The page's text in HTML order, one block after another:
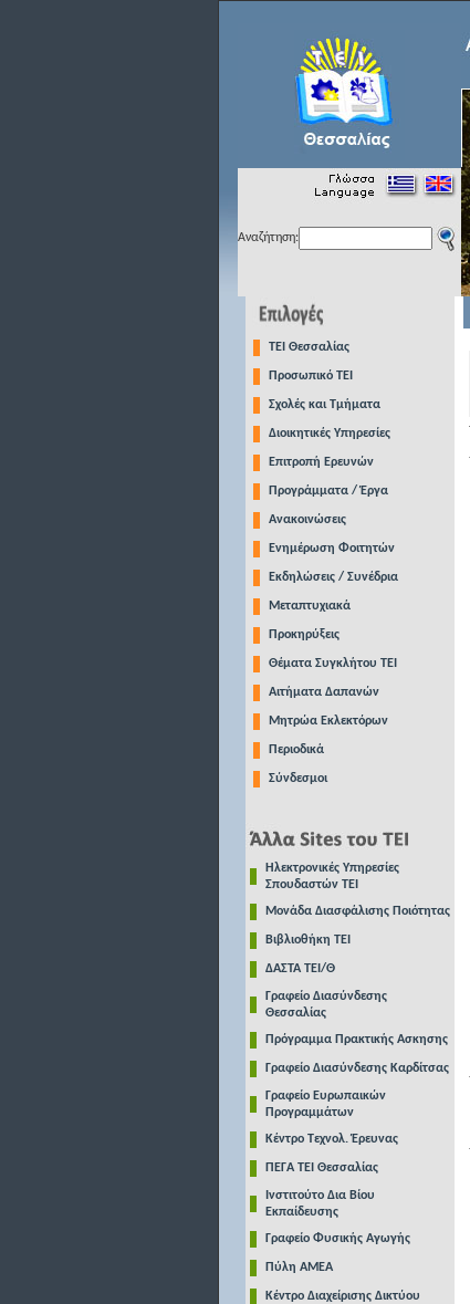
Αναζήτηση:
TEI Θεσσαλίας
Προσωπικό ΤΕΙ
Σχολές και Τμήματα
Διοικητικές Υπηρεσίες
Επιτροπή Ερευνών
Προγράμματα / Έργα
Ανακοινώσεις
Ενημέρωση Φοιτητών
Εκδηλώσεις / Συνέδρια
Μεταπτυχιακά
Προκηρύξεις
Θέματα Συγκλήτου ΤΕΙ
Αιτήματα Δαπανών
Μητρώα Εκλεκτόρων
Περιοδικά
Σύνδεσμοι
Ηλεκτρονικές Υπηρεσίες
Σπουδαστών ΤΕΙ
Μονάδα Διασφάλισης Ποιότητας
Βιβλιοθήκη ΤΕΙ
ΔΑΣΤΑ ΤΕΙ/Θ
Γραφείο Διασύνδεσης
Θεσσαλίας
Πρόγραμμα Πρακτικής Ασκησης
Γραφείο Διασύνδεσης Καρδίτσας
Γραφείο Ευρωπαικών
Προγραμμάτων
Κέντρο Τεχνολ. Έρευνας
ΠΕΓΑ ΤΕΙ Θεσσαλίας
Ινστιτούτο Δια Βίου
Εκπαίδευσης
Γραφείο Φυσικής Αγωγής
Πύλη ΑΜΕΑ
Κέντρο Διαχείρισης Δικτύου